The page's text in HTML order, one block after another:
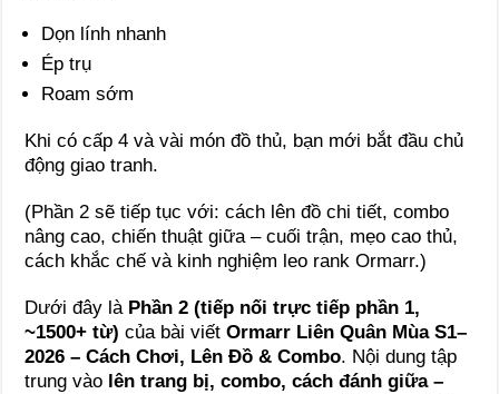
Dọn lính nhanh
Ép trụ
Roam sớm
Khi có cấp 4 và vài món đồ thủ, bạn mới bắt đầu chủ
động giao tranh.
(Phần 2 sẽ tiếp tục với: cách lên đồ chi tiết, combo
nâng cao, chiến thuật giữa – cuối trận, mẹo cao thủ,
cách khắc chế và kinh nghiệm leo rank Ormarr.)
Dưới đây là Phần 2 (tiếp nối trực tiếp phần 1,
~1500+ từ) của bài viếtOrmarr Liên Quân Mùa S1–
2026 – Cách Chơi, Lên Đồ & Combo. Nội dung tập
trung vào lên trang bị, combo, cách đánh giữa –